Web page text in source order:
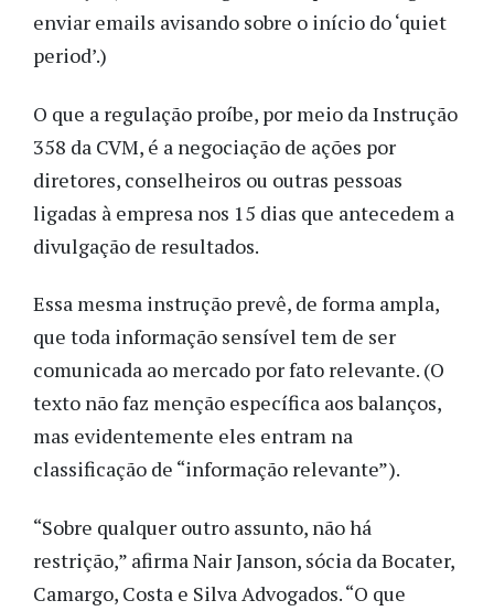
enviar emails avisando sobre o início do ‘quiet
period’.)
O que a regulação proíbe, por meio da Instrução
358 da CVM, é a negociação de ações por
diretores, conselheiros ou outras pessoas
ligadas à empresa nos 15 dias que antecedem a
divulgação de resultados.
Essa mesma instrução prevê, de forma ampla,
que toda informação sensível tem de ser
comunicada ao mercado por fato relevante. (O
texto não faz menção específica aos balanços,
mas evidentemente eles entram na
classificação de “informação relevante”).
“Sobre qualquer outro assunto, não há
restrição,” afirma Nair Janson, sócia da Bocater,
Camargo, Costa e Silva Advogados. “O que